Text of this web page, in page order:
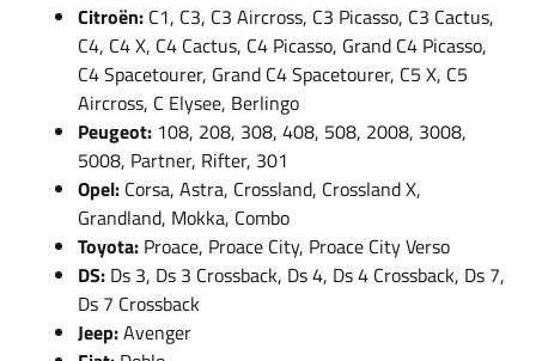
Citroën: C1, C3, C3 Aircross, C3 Picasso, C3 Cactus,
C4, C4 X, C4 Cactus, C4 Picasso, Grand C4 Picasso,
C4 Spacetourer, Grand C4 Spacetourer, C5 X, C5
Aircross, C Elysee, Berlingo
Peugeot: 108, 208, 308, 408, 508, 2008, 3008,
5008, Partner, Rifter, 301
Opel: Corsa, Astra, Crossland, Crossland X,
Grandland, Mokka, Combo
Toyota: Proace, Proace City, Proace City Verso
DS: Ds 3, Ds 3 Crossback, Ds 4, Ds 4 Crossback, Ds 7,
Ds 7 Crossback
Jeep:Avenger